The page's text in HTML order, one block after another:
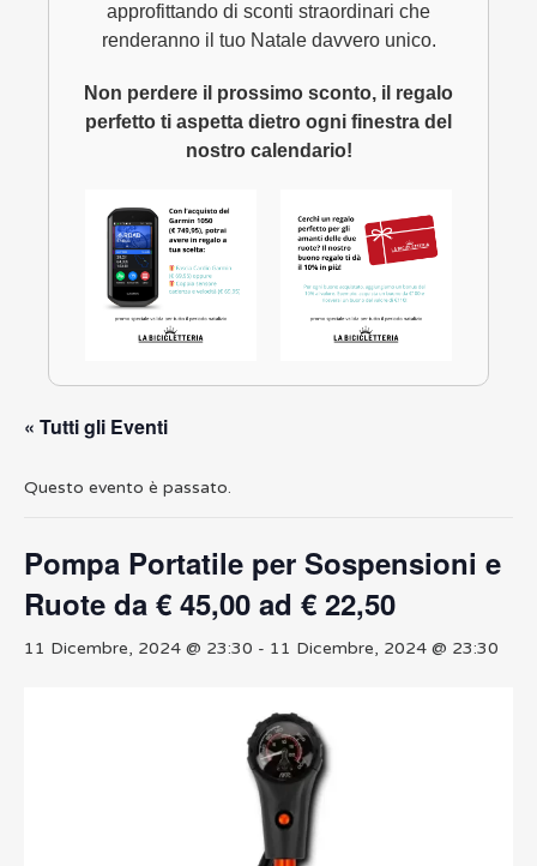
approfittando di sconti straordinari che
renderanno il tuo Natale davvero unico.
Non perdere il prossimo sconto, il regalo
perfetto ti aspetta dietro ogni finestra del
nostro calendario!
« Tutti gli Eventi
Questo evento è passato.
Pompa Portatile per Sospensioni e
Ruote da € 45,00 ad € 22,50
11 Dicembre, 2024 @ 23:30 - 11 Dicembre, 2024 @ 23:30